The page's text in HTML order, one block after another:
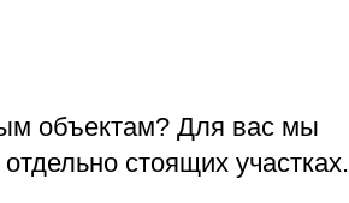
объектам? Для вас мы
стоящих участках.